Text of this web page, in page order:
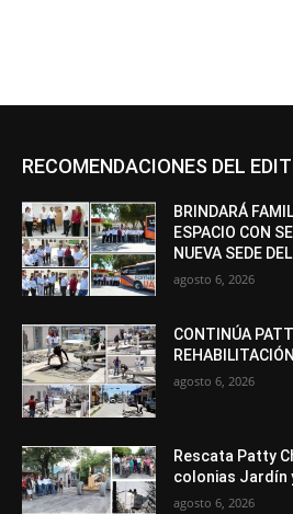
RECOMENDACIONES DEL
BRINDARÁ
ESPACIO CON
NUEVA SEDE
agosto 6, 2026
CONTINÚA
agosto 6, 2026
Rescata Patty
colonias Jardín
agosto 6, 2026